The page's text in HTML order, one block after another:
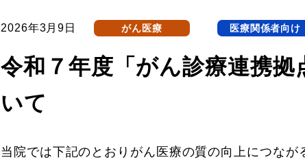
2026年3月9日 がん医療 医療関係者向け
令和７年度「がん診療連携
いて
当院では下記のとおりがん医療の質の向上につな